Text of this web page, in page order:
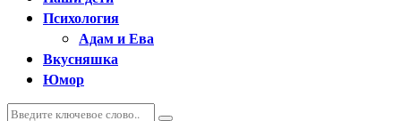
Психология
Адам и Ева
Вкусняшка
Юмор
Искать: